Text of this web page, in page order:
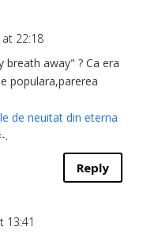
22:18
breath away" ? Ca era
populara,parerea
de neuitat din eterna
.
Reply
13:41